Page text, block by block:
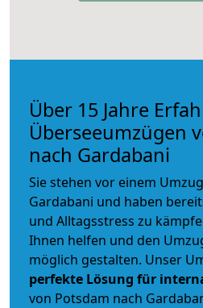
Über 15 Jahre
Überseeumzügen
nach Gardabani
Sie stehen vor einem
Gardabani und haben
und Alltagsstress zu
Ihnen helfen und den
möglich gestalten. Unser
perfekte Lösung für
von Potsdam nach